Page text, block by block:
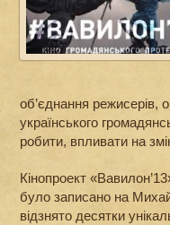
об’єднання режисерів,
українського
робити, впливати на
Кінопроект
було записано на
відзнято десятки